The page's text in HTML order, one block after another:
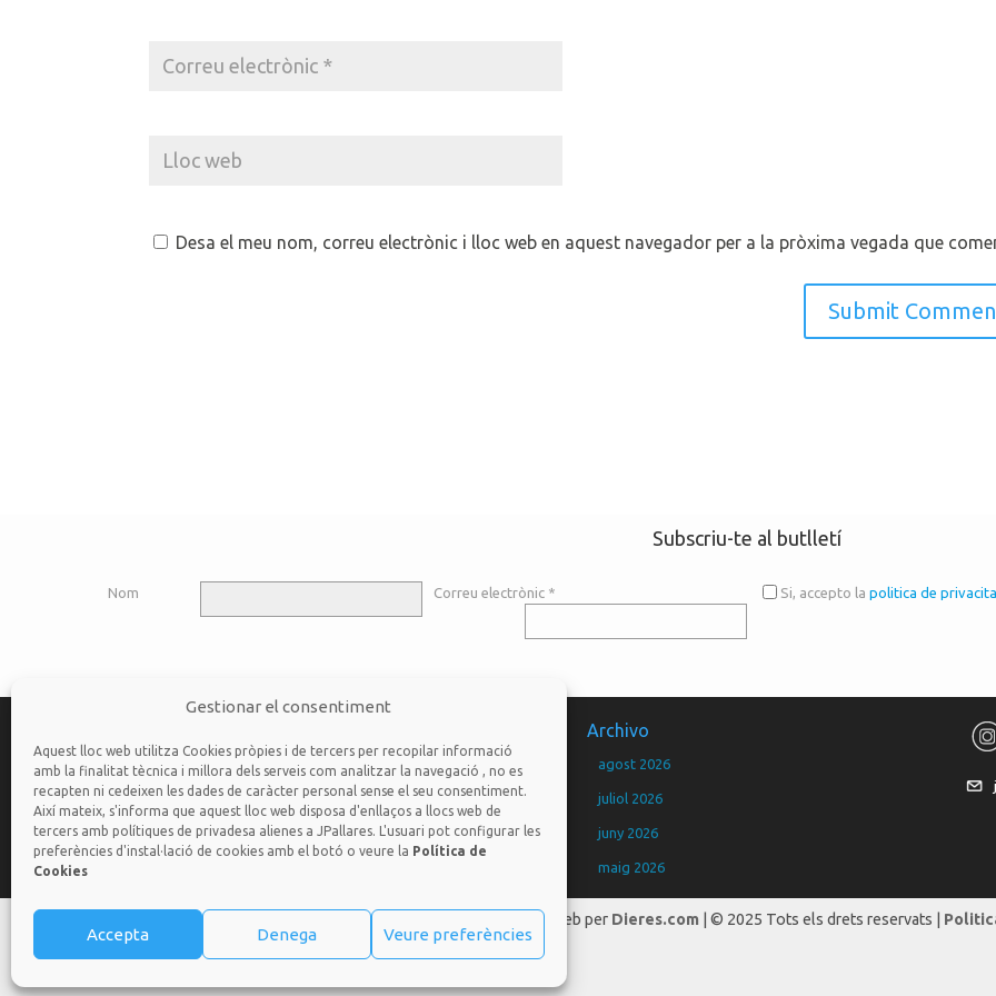
Gestionar el consentiment
Aquest lloc web utilitza Cookies pròpies i de tercers per recopilar informació
amb la finalitat tècnica i millora dels serveis com analitzar la navegació , no es
recapten ni cedeixen les dades de caràcter personal sense el seu consentiment.
Així mateix, s'informa que aquest lloc web disposa d'enllaços a llocs web de
tercers amb polítiques de privadesa alienes a JPallares. L'usuari pot configurar les
preferències d'instal·lació de cookies amb el botó o veure la Política de
Cookies
Accepta Denega Veure preferències
Desa el meu nom, correu electrònic i lloc web en aquest navegador per a la pròxima vegada que
Subscriu-te al butlletí
Nom Correu electrònic * Si, accepto la politica de
Articles (334)
Contes (53)
Archivo
agost 2026
juliol 2026
juny 2026
maig 2026
març 2026
Disseny i Programació web per Dieres.com| © 2025 Tots els drets reservats |